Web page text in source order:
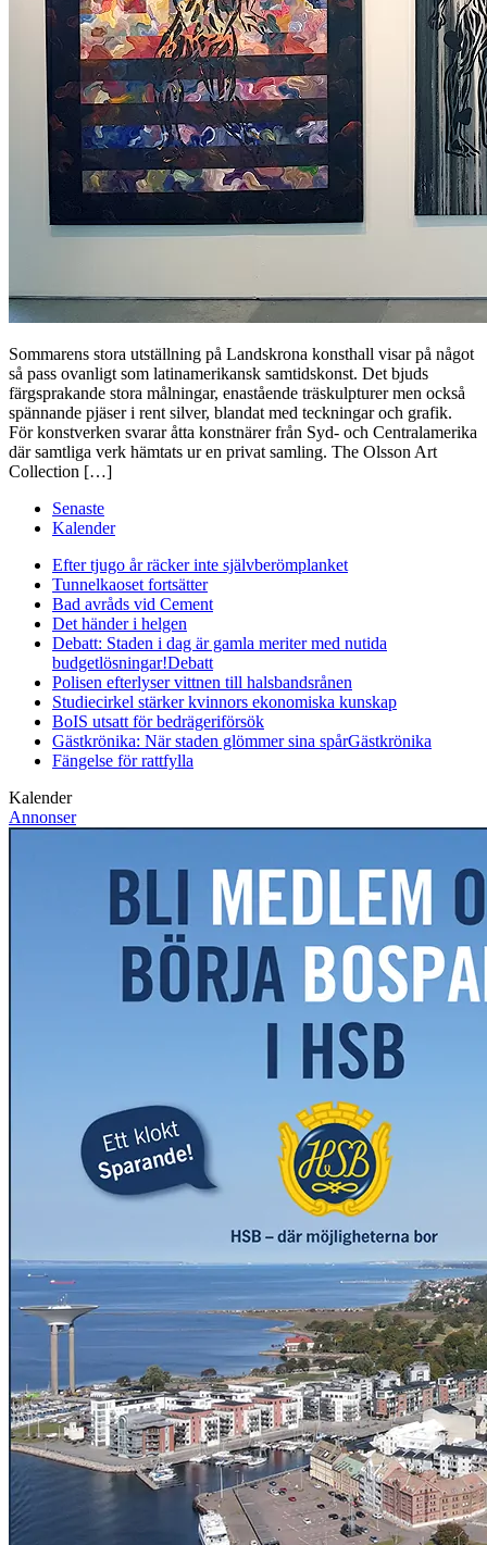
Sommarens stora utställning på Landskrona konsthall visar på något
så pass ovanligt som latinamerikansk samtidskonst. Det bjuds
färgsprakande stora målningar, enastående träskulpturer men också
spännande pjäser i rent silver, blandat med teckningar och grafik.
För konstverken svarar åtta konstnärer från Syd- och Centralamerika
där samtliga verk hämtats ur en privat samling. The Olsson Art
Collection […]
Senaste
Kalender
Efter tjugo år räcker inte självberömplanket
Tunnelkaoset fortsätter
Bad avråds vid Cement
Det händer i helgen
Debatt: Staden i dag är gamla meriter med nutida
budgetlösningar!Debatt
Polisen efterlyser vittnen till halsbandsrånen
Studiecirkel stärker kvinnors ekonomiska kunskap
BoIS utsatt för bedrägeriförsök
Gästkrönika: När staden glömmer sina spårGästkrönika
Fängelse för rattfylla
Kalender
Annonser